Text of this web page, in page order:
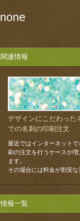
none
関連情報
デザインにこだわった
での名刺の印刷注文
最近ではインターネットで
刷の注文を行うケースが増
ます。
その場合には料金が割安な
情報一覧